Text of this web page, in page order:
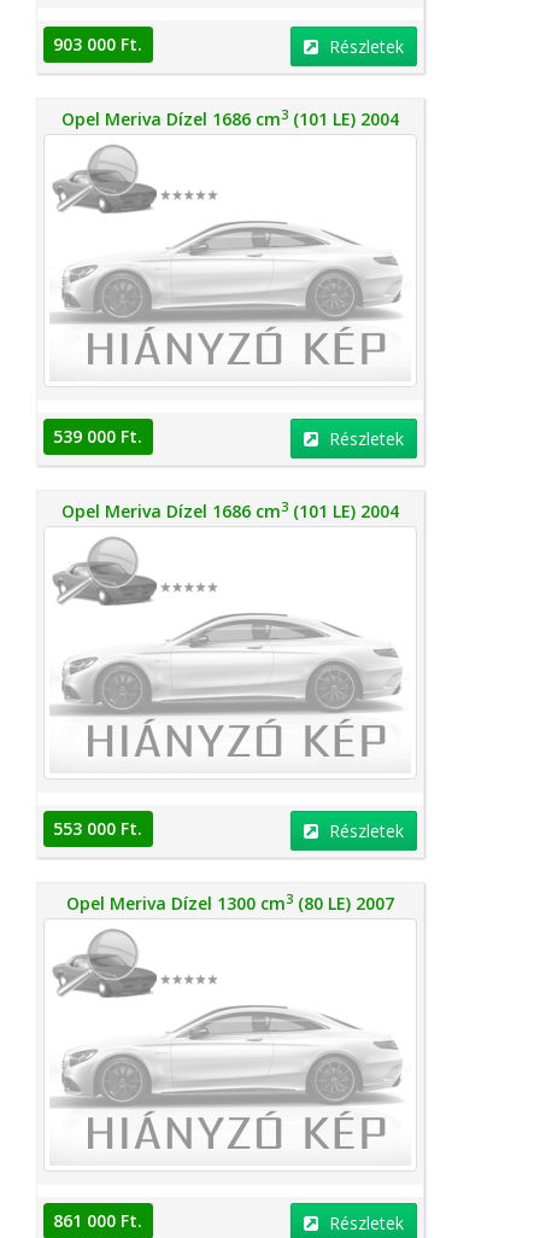
903 000 Ft. Részletek
Opel Meriva Dízel 1686 cm3 (101 LE) 2004
539 000 Ft. Részletek
Opel Meriva Dízel 1686 cm3 (101 LE) 2004
553 000 Ft. Részletek
Opel Meriva Dízel 1300 cm3 (80 LE) 2007
861 000 Ft. Részletek